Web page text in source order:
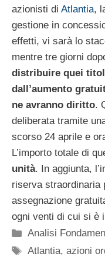
azionisti di Atlantia,
gestione in
effetti, vi sarà lo
mentre tre giorni
distribuire quei
dall’aumento
ne avranno diritto.
deliberata tramite
scorso 24 aprile e
L’importo totale di
unità. In aggiunta,
riserva straordinaria
assegnazione
ogni venti di cui si è
Categorie
Analisi
Tag
Atlantia,azioni